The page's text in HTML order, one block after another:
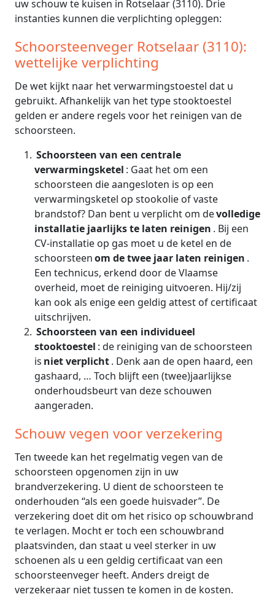
uw schouw te kuisen in Rotselaar (3110). Drie
instanties kunnen die verplichting opleggen:
Schoorsteenveger Rotselaar (3110):
wettelijke verplichting
De wet kijkt naar het verwarmingstoestel dat u
gebruikt. Afhankelijk van het type stooktoestel
gelden er andere regels voor het reinigen van de
schoorsteen.
Schoorsteen van een centrale
verwarmingsketel : Gaat het om een
schoorsteen die aangesloten is op een
verwarmingsketel op stookolie of vaste
brandstof? Dan bent u verplicht om devolledige
installatie jaarlijks te laten reinigen . Bij een
CV-installatie op gas moet u de ketel en de
schoorsteenom de twee jaar laten reinigen .
Een technicus, erkend door de Vlaamse
overheid, moet de reiniging uitvoeren. Hij/zij
kan ook als enige een geldig attest of certificaat
uitschrijven.
Schoorsteen van een individueel
stooktoestel : de reiniging van de schoorsteen
is niet verplicht. Denk aan de open haard, een
gashaard, … Toch blijft een (twee)jaarlijkse
onderhoudsbeurt van deze schouwen
aangeraden.
Schouw vegen voor verzekering
Ten tweede kan het regelmatig vegen van de
schoorsteen opgenomen zijn in uw
brandverzekering. U dient de schoorsteen te
onderhouden “als een goede huisvader”. De
verzekering doet dit om het risico op schouwbrand
te verlagen. Mocht er toch een schouwbrand
plaatsvinden, dan staat u veel sterker in uw
schoenen als u een geldig certificaat van een
schoorsteenveger heeft. Anders dreigt de
verzekeraar niet tussen te komen in de kosten.